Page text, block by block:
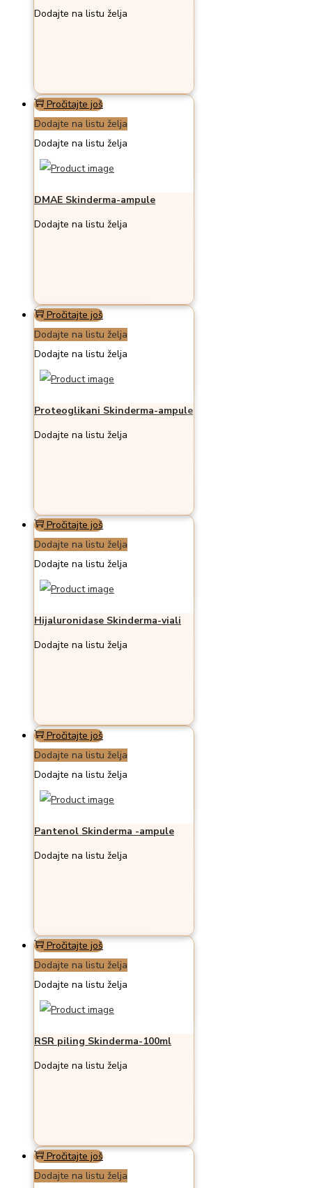
Dodajte na listu želja
Pročitajte još
Dodajte na listu želja
Dodajte na listu želja
DMAE Skinderma-ampule
Dodajte na listu želja
Pročitajte još
Dodajte na listu želja
Dodajte na listu želja
Proteoglikani Skinderma-ampule
Dodajte na listu želja
Pročitajte još
Dodajte na listu želja
Dodajte na listu želja
Hijaluronidase Skinderma-viali
Dodajte na listu želja
Pročitajte još
Dodajte na listu želja
Dodajte na listu želja
Pantenol Skinderma -ampule
Dodajte na listu želja
Pročitajte još
Dodajte na listu želja
Dodajte na listu želja
RSR piling Skinderma-100ml
Dodajte na listu želja
Pročitajte još
Dodajte na listu želja